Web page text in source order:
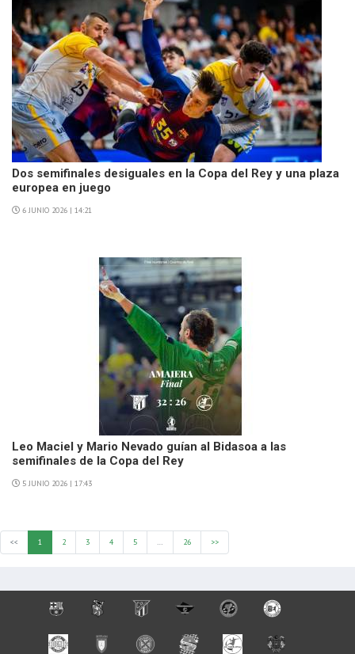
Dos semifinales desiguales en la Copa del Rey y una plaza
europea en juego
6 JUNIO 2026 | 14:21
Leo Maciel y Mario Nevado guían al Bidasoa a las
semifinales de la Copa del Rey
5 JUNIO 2026 | 17:43
<< 1 2 3 4 5 26 >>